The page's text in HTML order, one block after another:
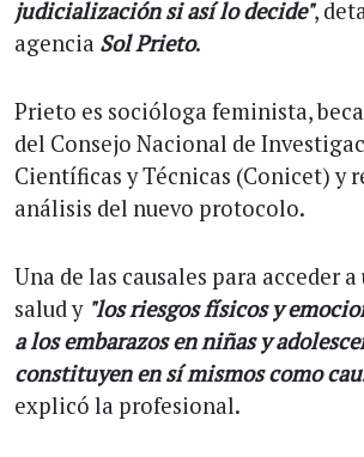
judicialización si así lo decide",
agencia Sol Prieto.
Prieto es socióloga feminista,
del Consejo Nacional de
Científicas y Técnicas (Conicet) y
análisis del nuevo protocolo.
Una de las causales para acceder a
salud y "los riesgos físicos y
a los embarazos en niñas y
constituyen en sí mismos como
explicó la profesional.